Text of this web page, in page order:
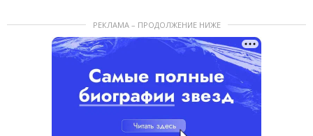
РЕКЛАМА – ПРОДОЛЖЕНИЕ НИЖЕ